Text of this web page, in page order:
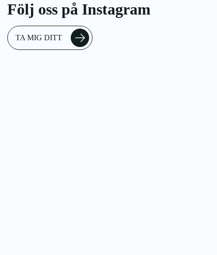
Följ oss på Instagram
TA MIG DITT